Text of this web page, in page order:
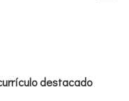
destacado